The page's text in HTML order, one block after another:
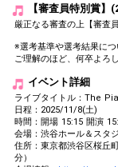
performer(s), the
popularity ranking and
To cheer on
send them gifts.
To send performers
you must use Show
【審査員特別賞
厳正なる審査の上【審査
※選考基準や選考結果につ
ご理解のほど、何卒よろ
イベント詳細
ライブタイトル：The
日程：2025/11/8(土)
時間：開場 15:15 開演
会場：渋谷ホール＆スタ
住所：東京都渋谷区桜丘
分）